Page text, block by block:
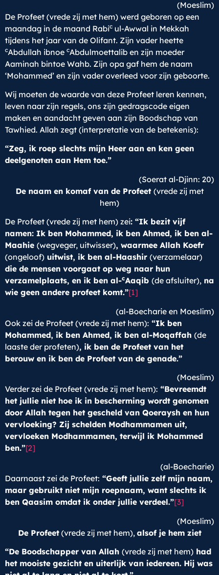
(Moeslim)
De Profeet (vrede zij met hem) werd geboren op een
maandag in de maand Rabic ul-Awwal in Mekkah
tijdens het jaar van de Olifant. Zijn vader heette
cAbdullah ibnoe cAbdulmoettalib en zijn moeder
Aaminah bintoe Wahb. Zijn opa gaf hem de naam
‘Mohammed’ en zijn vader overleed voor zijn geboorte.
Wij moeten de waarde van deze Profeet leren kennen,
leven naar zijn regels, ons zijn gedragscode eigen
maken en aandacht geven aan zijn Boodschap van
Tawhied. Allah zegt (interpretatie van de betekenis):
“Zeg, ik roep slechts mijn Heer aan en ken geen
deelgenoten aan Hem toe.”
(Soerat al-Djinn: 20)
De naam en komaf van de Profeet (vrede zij met
hem)
De Profeet (vrede zij met hem) zei: “Ik bezit vijf
namen: Ik ben Mohammed, ik ben Ahmed, ik ben al-
Maahie (wegveger, uitwisser), waarmee Allah Koefr
(ongeloof) uitwist, ik ben al-Haashir (verzamelaar)
die de mensen voorgaat op weg naar hun
verzamelplaats, en ik ben al-cAaqib (de afsluiter), na
wie geen andere profeet komt.”[1]
(al-Boecharie en Moeslim)
Ook zei de Profeet (vrede zij met hem): “Ik ben
Mohammed, ik ben Ahmed, ik ben al-Moqaffah (de
laaste der profeten), ik ben de Profeet van het
berouw en ik ben de Profeet van de genade.”
(Moeslim)
Verder zei de Profeet (vrede zij met hem): “Bevreemdt
het jullie niet hoe ik in bescherming wordt genomen
door Allah tegen het gescheld van Qoeraysh en hun
vervloeking? Zij schelden Modhammamen uit,
vervloeken Modhammamen, terwijl ik Mohammed
ben.”[2]
(al-Boecharie)
Daarnaast zei de Profeet: “Geeft jullie zelf mijn naam,
maar gebruikt niet mijn roepnaam, want slechts ik
ben Qaasim omdat ik onder jullie verdeel.”[3]
(Moeslim)
De Profeet(vrede zij met hem), alsof je hem ziet
“De Boodschapper van Allah (vrede zij met hem) had
het mooiste gezicht en uiterlijk van iedereen. Hij was